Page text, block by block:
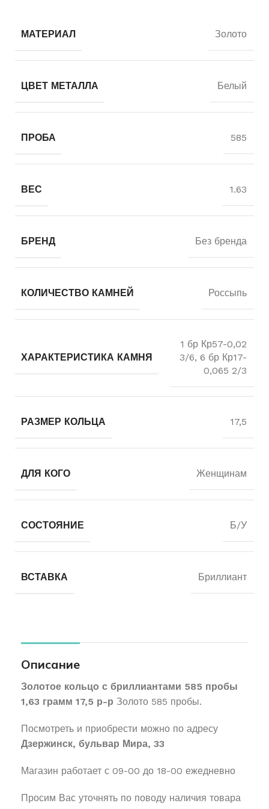
МАТЕРИАЛ Золото
ЦВЕТ МЕТАЛЛА Белый
ПРОБА 585
ВЕС 1.63
БРЕНД Без бренда
КОЛИЧЕСТВО КАМНЕЙ Россыпь
ХАРАКТЕРИСТИКА КАМНЯ
1 бр Кр57-0,02
3/6, 6 бр Кр17-
0,065 2/3
РАЗМЕР КОЛЬЦА 17,5
ДЛЯ КОГО Женщинам
СОСТОЯНИЕ Б/У
ВСТАВКА Бриллиант
Описание
Золотое кольцо с бриллиантами 585 пробы
1,63 грамм 17,5 р-р Золото 585 пробы.
Посмотреть и приобрести можно по адресу
Дзержинск, бульвар Мира, 33
Магазин работает с 09-00 до 18-00 ежедневно
Просим Вас уточнять по поводу наличия товара